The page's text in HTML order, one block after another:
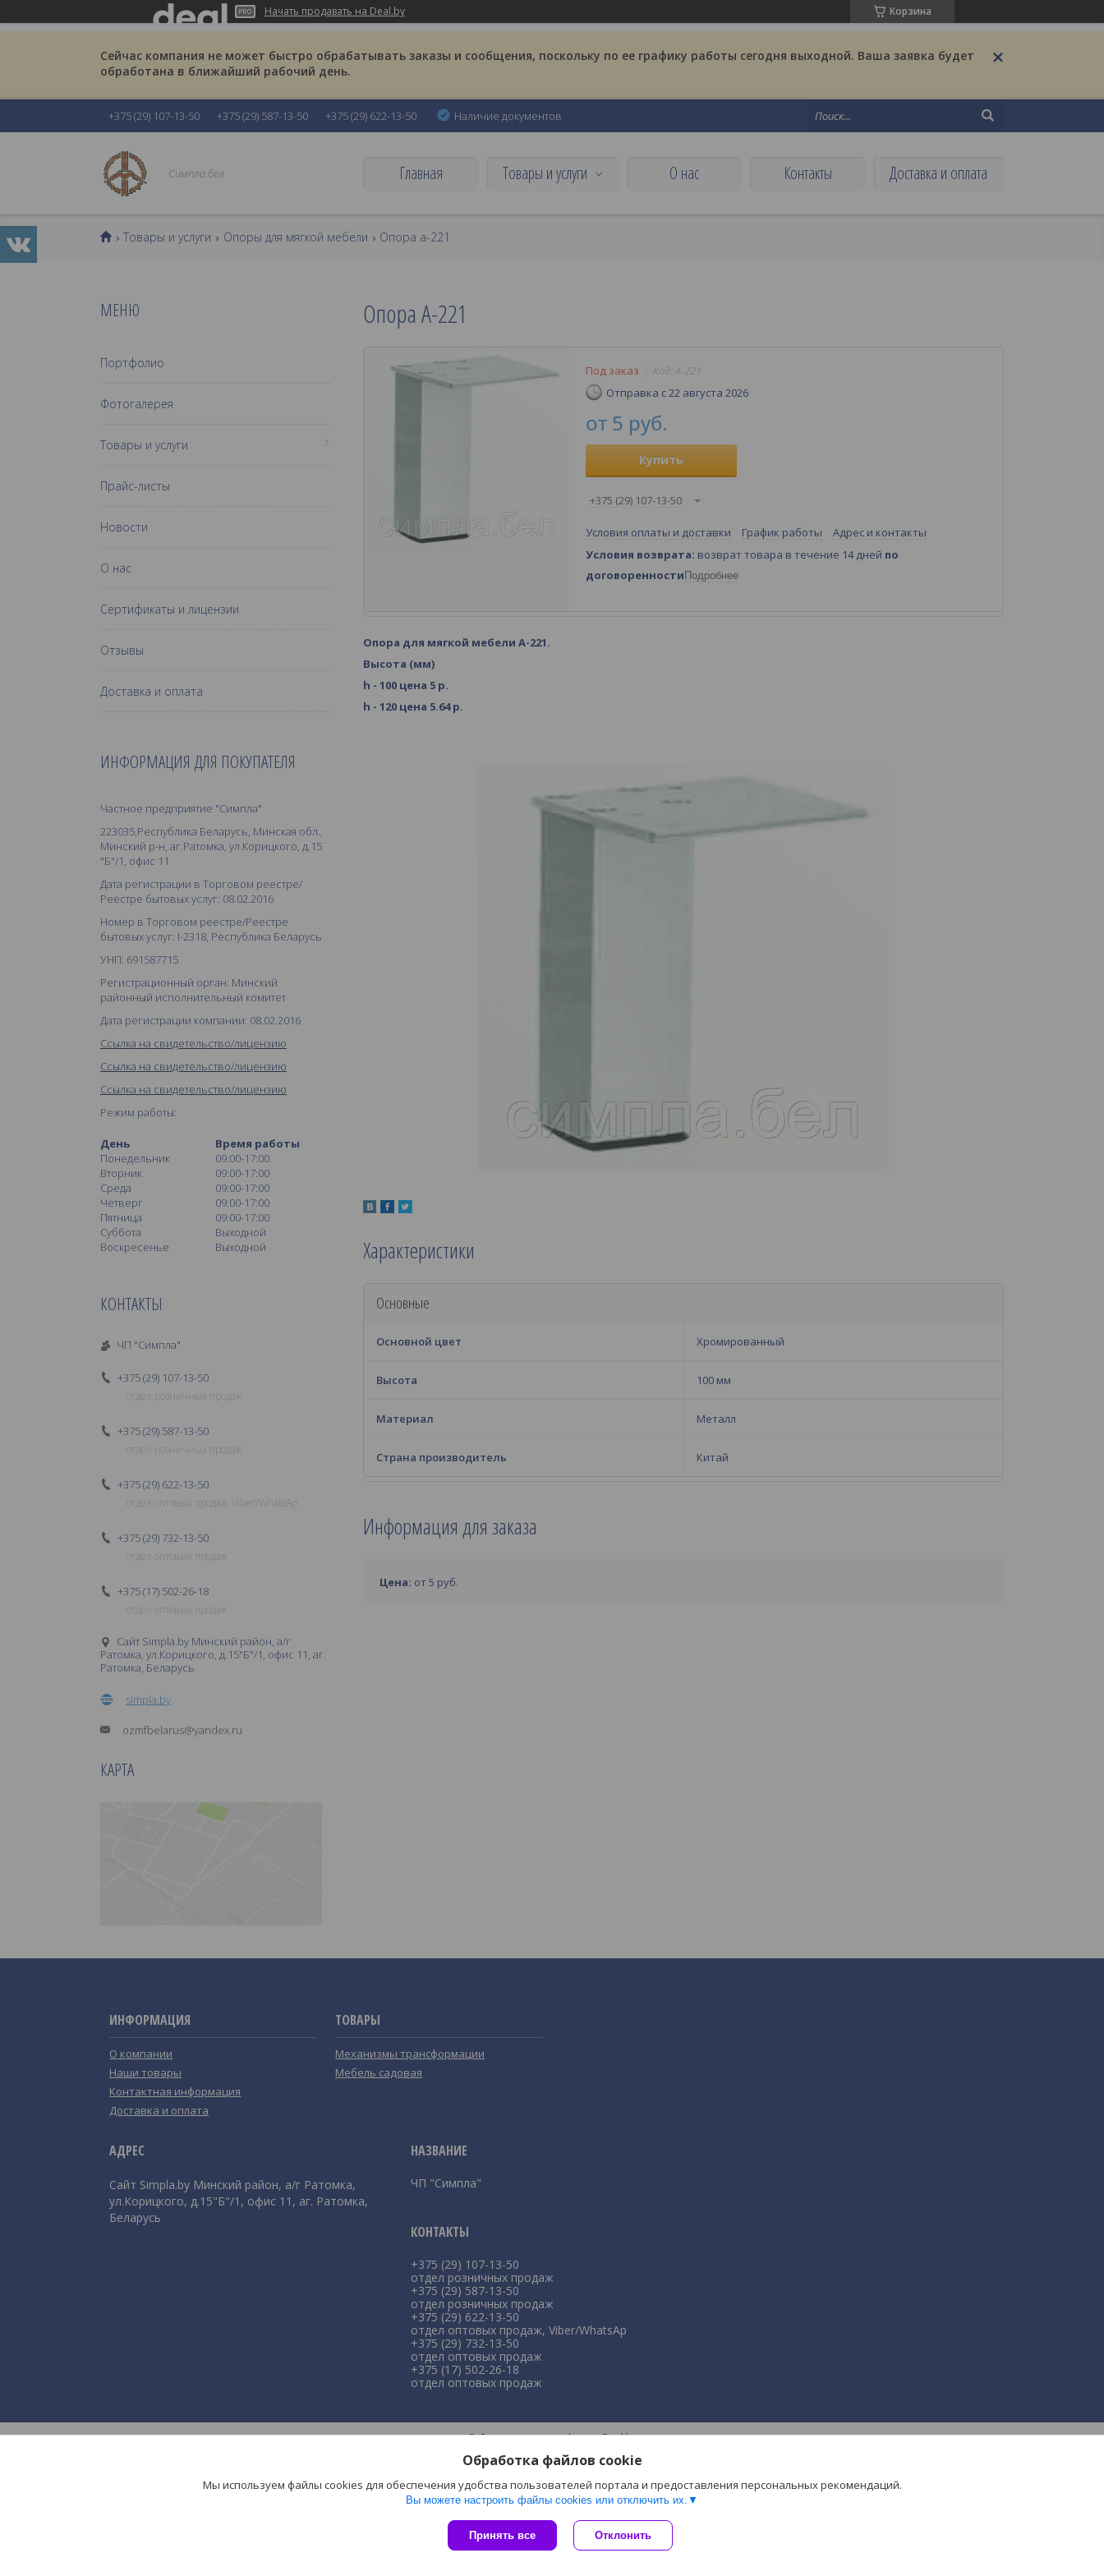
Начать продавать на Deal.by Корзина
Сейчас компания не может быстро обрабатывать заказы и сообщения, поскольку по ее графику работы сегодня выходной. Ваша заявка будет
обработана в ближайший рабочий день.
+375 (29) 107-13-50 +375 (29) 587-13-50 +375 (29) 622-13-50 Наличие документов
Симпла.бел Главная Товары и услуги О нас Контакты Доставка и оплата
Товары и услуги Опоры для мягкой мебели Опора а-221
Опора А-221
Под заказ Код: А-221
Отправка с 22 августа 2026
от 5 руб.
Купить
+375 (29) 107-13-50
Условия оплаты и доставки График работы
Адрес и контакты
возврат товара в течение 14 дней по
договоренности Подробнее
Опора для мягкой мебели А-221.
Высота (мм)
h - 100 цена 5 р.
h - 120 цена 5.64 р.
Характеристики
Основные
Основной цвет Хромированный
Высота 100 мм
Материал Металл
Страна производитель Китай
Информация для заказа
Цена: от 5 руб.
Портфолио
Фотогалерея
Товары и услуги
Прайс-листы
Новости
О нас
Сертификаты и лицензии
Отзывы
Доставка и оплата
ИНФОРМАЦИЯ ДЛЯ ПОКУПАТЕЛЯ
Частное предприятие "Симпла"
223035,Республика Беларусь, Минская обл.,
Минский р-н, аг.Ратомка, ул.Корицкого, д.15
"Б"/1, офис 11
Дата регистрации в Торговом реестре/
Реестре бытовых услуг: 08.02.2016
Номер в Торговом реестре/Реестре
бытовых услуг: I-2318, Республика Беларусь
УНП: 691587715
Регистрационный орган: Минский
районный исполнительный комитет
Дата регистрации компании: 08.02.2016
Ссылка на свидетельство/лицензию
Ссылка на свидетельство/лицензию
Ссылка на свидетельство/лицензию
Режим работы:
День
Время работы
Понедельник
09:00-17:00
Вторник
09:00-17:00
Среда
09:00-17:00
Четверг
09:00-17:00
Пятница
09:00-17:00
Суббота
Выходной
Воскресенье
Выходной
КОНТАКТЫ
ЧП "Симпла"
+375 (29) 107-13-50
отдел розничных продаж
+375 (29) 587-13-50
отдел розничных продаж
+375 (29) 622-13-50
отдел оптовых продаж, Viber/WhatsAp
+375 (29) 732-13-50
отдел оптовых продаж
+375 (17) 502-26-18
отдел оптовых продаж
Сайт Simpla.by Минский район, а/г
Ратомка, ул.Корицкого, д.15"Б"/1, офис 11, аг.
Ратомка, Беларусь
simpla.by
ozmfbelarus@yandex.ru
КАРТА
ИНФОРМАЦИЯ
О компании
Наши товары
Контактная информация
Доставка и оплата
ТОВАРЫ
Механизмы трансформации
Мебель садовая
Сайт Simpla.by Минский район, а/г Ратомка,
ул.Корицкого, д.15"Б"/1, офис 11, аг. Ратомка,
Беларусь
ЧП "Симпла"
+375 (29) 107-13-50
отдел розничных продаж
+375 (29) 587-13-50
отдел розничных продаж
+375 (29) 622-13-50
отдел оптовых продаж, Viber/WhatsAp
+375 (29) 732-13-50
отдел оптовых продаж
+375 (17) 502-26-18
отдел оптовых продаж
Сайт создан на платформе Deal.by
Политика обработки файлов cookies
Обработка файлов cookie
Мы используем файлы cookies для обеспечения удобства пользователей портала и предоставления персональных рекомендаций.
Вы можете настроить файлы cookies или отключить их.
Принять все Отклонить
ЧП "Симпла" |Пожаловаться на контент
Select Language▼